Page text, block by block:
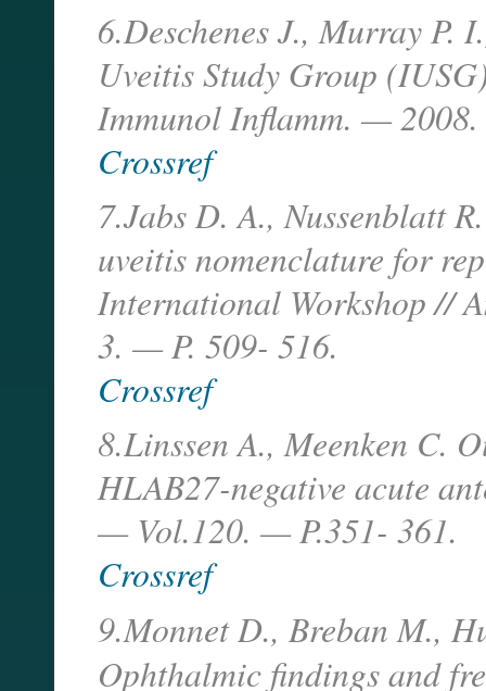
6.Deschenes J., Murray P.
Uveitis Study Group
Immunol Inflamm. —
Crossref
7.Jabs D. A., Nussenblatt
uveitis nomenclature for
International Workshop //
3. — P. 509- 516.
Crossref
8.Linssen A., Meenken C.
HLAB27-negative acute
— Vol.120. — P.351- 361.
Crossref
9.Monnet D., Breban M.,
Ophthalmic findings and